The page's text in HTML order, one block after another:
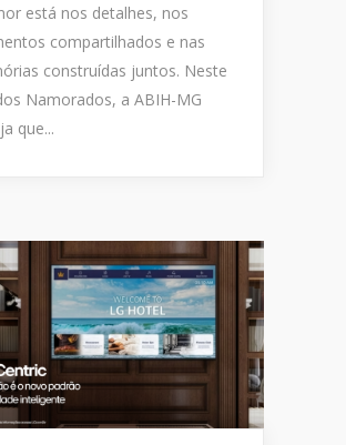
está nos detalhes, nos
compartilhados e nas
construídas juntos. Neste
Namorados, a ABIH-MG
que...